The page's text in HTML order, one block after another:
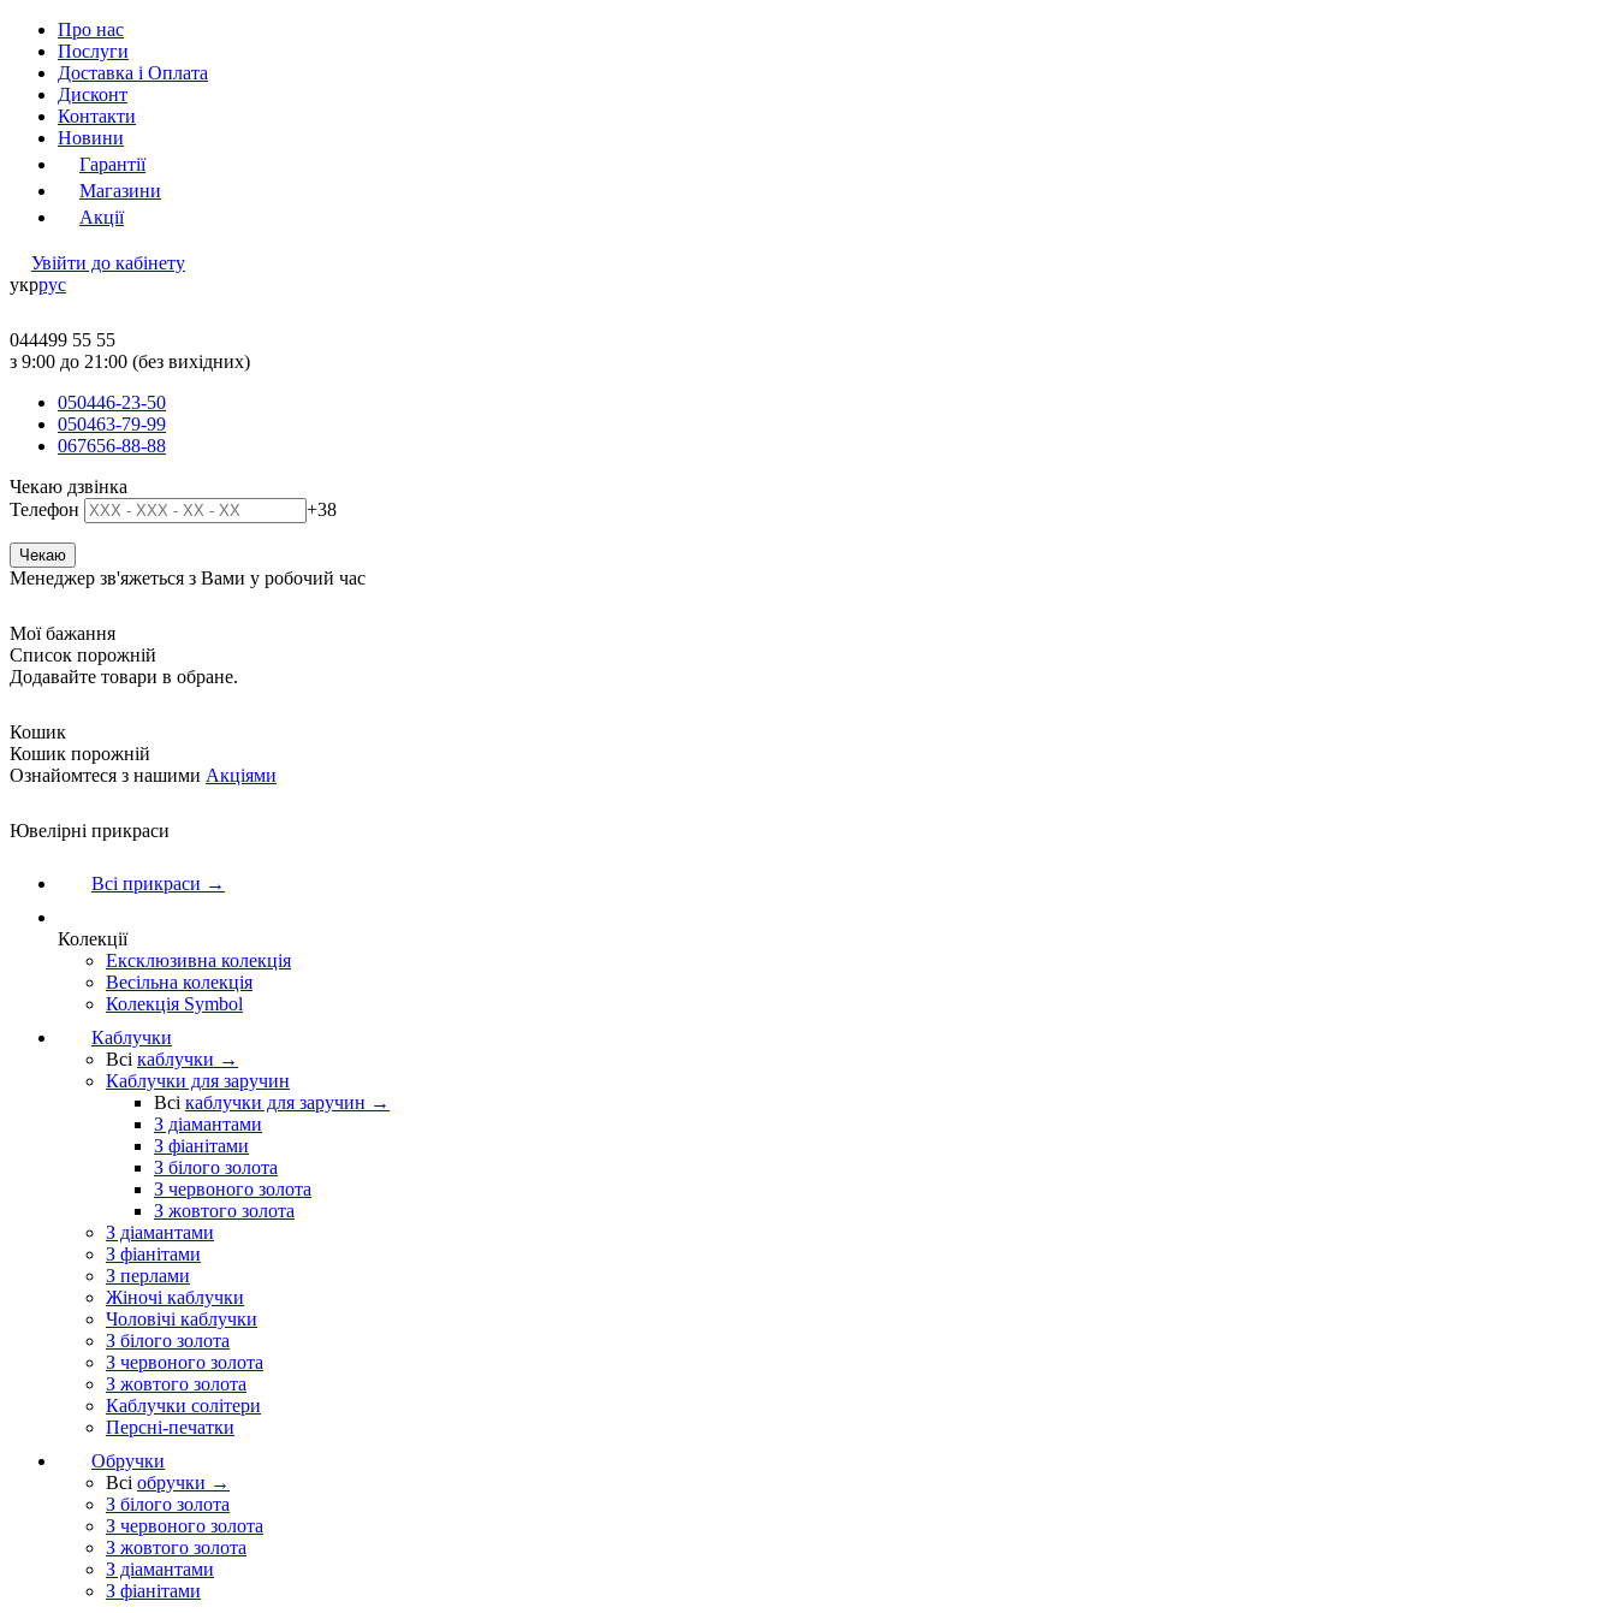
Про нас
Послуги
Доставка і Оплата
Дисконт
Контакти
Новини
Гарантії
Магазини
Акції
Увійти до кабінету
укррус
044499 55 55
з 9:00 до 21:00 (без вихідних)
050446-23-50
050463-79-99
067656-88-88
Чекаю дзвінка
Телефон
+38
Менеджер зв'яжеться з Вами у робочий час
Мої бажання
Список порожній
Додавайте товари в обране.
Кошик
Кошик порожній
Ознайомтеся з нашими Акціями
Ювелірні прикраси
Всі прикраси →
Колекції
Ексклюзивна колекція
Весільна колекція
Колекція Symbol
Каблучки
Всі каблучки →
Каблучки для заручин
Всі каблучки для заручин →
З діамантами
З фіанітами
З білого золота
З червоного золота
З жовтого золота
З діамантами
З фіанітами
З перлами
Жіночі каблучки
Чоловічі каблучки
З білого золота
З червоного золота
З жовтого золота
Каблучки солітери
Персні-печатки
Обручки
Всі обручки →
З білого золота
З червоного золота
З жовтого золота
З діамантами
З фіанітами